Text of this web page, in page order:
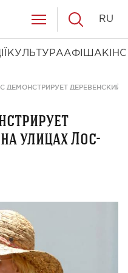
КУЛЬТУРААФІША КІНО
RU
ДЕМОНСТРИРУЕТ
улицах Лос-